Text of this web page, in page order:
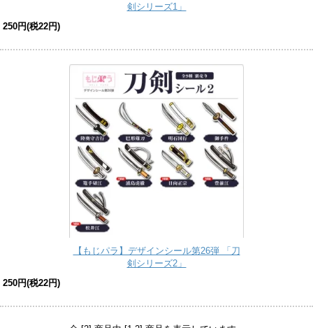
剣シリーズ1」
250円(税22円)
【もじパラ】デザインシール第26弾 「刀
剣シリーズ2」
250円(税22円)